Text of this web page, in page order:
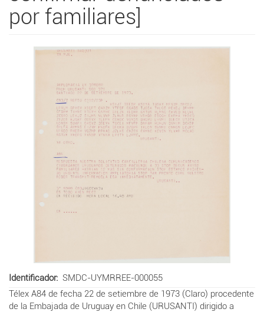
por familiares]
Identificador
SMDC-UYMRREE-000055
Télex A84 de fecha 22 de setiembre de 1973 (Claro) procedente
de la Embajada de Uruguay en Chile (URUSANTI) dirigido a